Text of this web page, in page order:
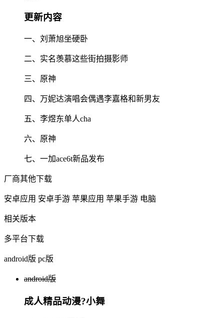
更新内容
一、刘萧旭坐硬卧
二、实名羡慕这些街拍摄影师
三、原神
四、万妮达演唱会偶遇李嘉格和新男友
五、李煜东单人cha
六、原神
七、一加ace6t新品发布
厂商其他下载
安卓应用 安卓手游 苹果应用 苹果手游 电脑
相关版本
多平台下载
android版 pc版
android版
成人精品动漫?小舞